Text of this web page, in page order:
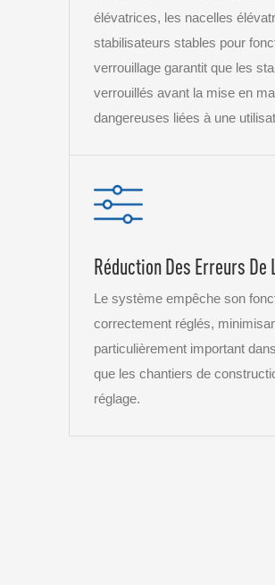
élévatrices, les nacelles
stabilisateurs stables pour
verrouillage garantit que les
verrouillés avant la mise en
dangereuses liées à une
Réduction Des Erreurs
Le système empêche son
correctement réglés,
particulièrement important
que les chantiers de
réglage.